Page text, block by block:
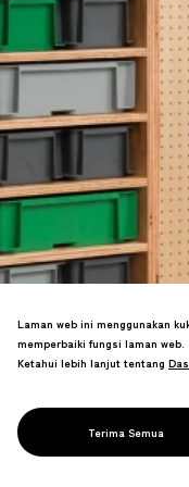
OPEN SOHKO
DESIGN
Laman web ini menggunakan
memperbaiki fungsi laman web.
Ketahui lebih lanjut tentang
Terima Semua